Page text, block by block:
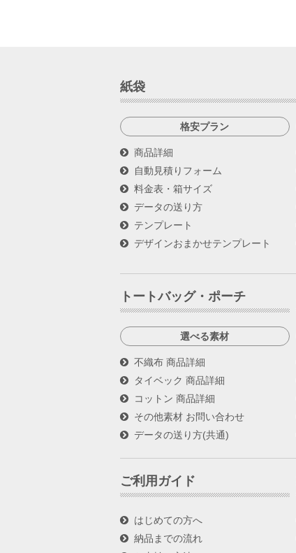
紙袋
格安プラン
商品詳細
自動見積りフォーム
料金表・箱サイズ
データの送り方
テンプレート
デザインおまかせテンプレート
トートバッグ・ポーチ
選べる素材
不織布 商品詳細
タイベック 商品詳細
コットン 商品詳細
その他素材 お問い合わせ
データの送り方(共通)
ご利用ガイド
はじめての方へ
納品までの流れ